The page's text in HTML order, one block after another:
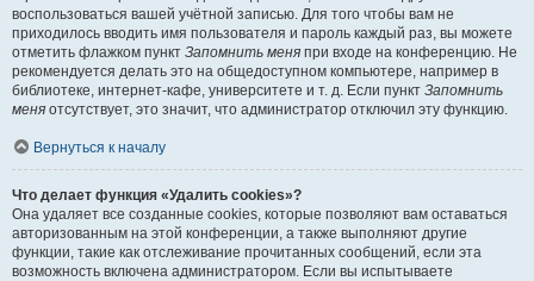
воспользоваться вашей учётной записью. Для того чтобы вам не
приходилось вводить имя пользователя и пароль каждый раз, вы можете
отметить флажком пункт Запомнить меня при входе на конференцию. Не
рекомендуется делать это на общедоступном компьютере, например в
библиотеке, интернет-кафе, университете и т. д. Если пункт Запомнить
меня отсутствует, это значит, что администратор отключил эту функцию.
Вернуться к началу
Что делает функция «Удалить cookies»?
Она удаляет все созданные cookies, которые позволяют вам оставаться
авторизованным на этой конференции, а также выполняют другие
функции, такие как отслеживание прочитанных сообщений, если эта
возможность включена администратором. Если вы испытываете